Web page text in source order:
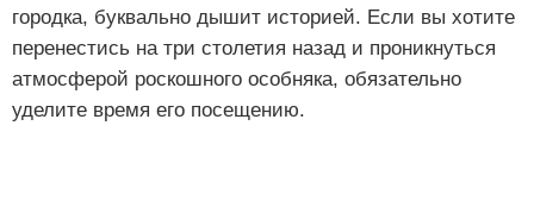
городка, буквально дышит историей. Если вы хотите
перенестись на три столетия назад и проникнуться
атмосферой роскошного особняка, обязательно
уделите время его посещению.